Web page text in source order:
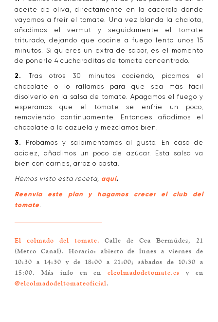
aceite de oliva, directamente en la cacerola donde
vayamos a freír el tomate. Una vez blanda la chalota,
añadimos el vermut y seguidamente el tomate
triturado, dejando que cocine a fuego lento unos 15
minutos. Si quieres un extra de sabor, es el momento
de ponerle 4 cucharaditas de tomate concentrado.
2.
Tras otros 30 minutos cociendo, picamos el
chocolate o lo rallamos para que sea más fácil
disolverlo en la salsa de tomate. Apagamos el fuego y
esperamos que el tomate se enfríe un poco,
removiendo continuamente. Entonces añadimos el
chocolate a la cazuela y mezclamos bien.
3.
Probamos y salpimentamos al gusto. En caso de
acidez, añadimos un poco de azúcar. Esta salsa va
bien con carnes, arroz o pasta.
Hemos visto esta receta, aquí.
Reenvía este plan y hagamos crecer el club del
tomate
El colmado del tomate.
Calle de Cea Bermúdez, 21
(Metro Canal). Horario: abierto de lunes a viernes de
10:30 a 14:30 y de 18:00 a 21:00; sábados de 10:30 a
15:00. Más info en enelcolmadodetomate.es y en
@elcolmadodeltomateoficial.